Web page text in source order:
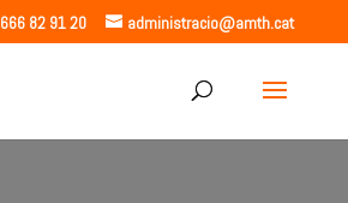
666 82 91 20 administracio@amth.cat